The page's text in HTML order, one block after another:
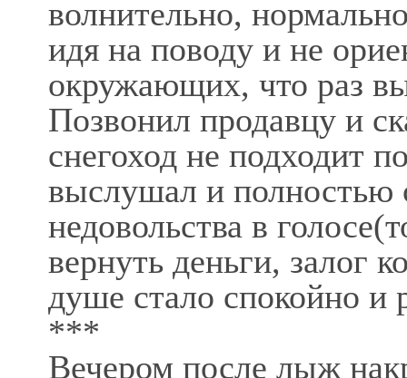
волнительно,
идя на поводу и не
окружающих, что раз
Позвонил продавцу и
снегоход не подходит
выслушал и полностью
недовольства в
вернуть деньги, залог
душе стало спокойно и
***
Вечером после лыж